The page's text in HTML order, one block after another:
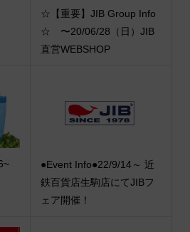
☆【重要】JIB Group Info
☆ 〜20/06/28（日）JIB
直営WEBSHOP
●Event Info●22/9/14～ 近
鉄百貨店生駒店にてJIBフ
ェア開催！